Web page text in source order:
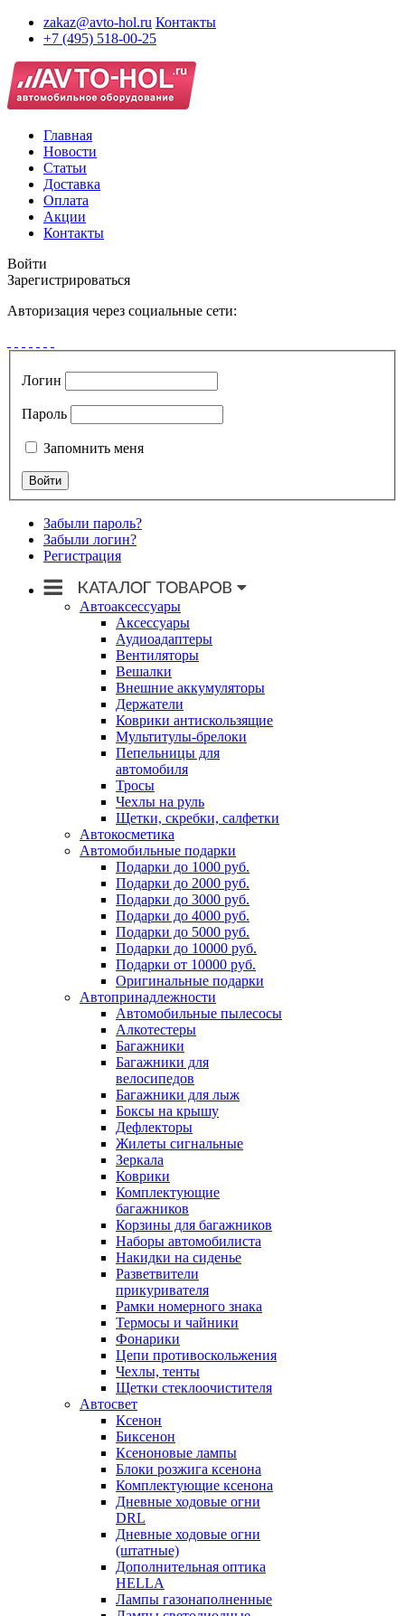
zakaz@avto-hol.ru Контакты
+7 (495) 518-00-25
Главная
Новости
Статьи
Доставка
Оплата
Акции
Контакты
Войти
Зарегистрироваться
Авторизация через социальные сети:
Логин
Пароль
Запомнить меня
Забыли пароль?
Забыли логин?
Регистрация
Автоаксессуары
Аксессуары
Аудиоадаптеры
Вентиляторы
Вешалки
Внешние аккумуляторы
Держатели
Коврики антискользящие
Мультитулы-брелоки
Пепельницы для
автомобиля
Тросы
Чехлы на руль
Щетки, скребки, салфетки
Автокосметика
Автомобильные подарки
Подарки до 1000 руб.
Подарки до 2000 руб.
Подарки до 3000 руб.
Подарки до 4000 руб.
Подарки до 5000 руб.
Подарки до 10000 руб.
Подарки от 10000 руб.
Оригинальные подарки
Автопринадлежности
Автомобильные пылесосы
Алкотестеры
Багажники
Багажники для
велосипедов
Багажники для лыж
Боксы на крышу
Дефлекторы
Жилеты сигнальные
Зеркала
Коврики
Комплектующие
багажников
Корзины для багажников
Наборы автомобилиста
Накидки на сиденье
Разветвители
прикуривателя
Рамки номерного знака
Термосы и чайники
Фонарики
Цепи противоскольжения
Чехлы, тенты
Щетки стеклоочистителя
Автосвет
Ксенон
Биксенон
Ксеноновые лампы
Блоки розжига ксенона
Комплектующие ксенона
Дневные ходовые огни
DRL
Дневные ходовые огни
(штатные)
Дополнительная оптика
HELLA
Лампы газонаполненные